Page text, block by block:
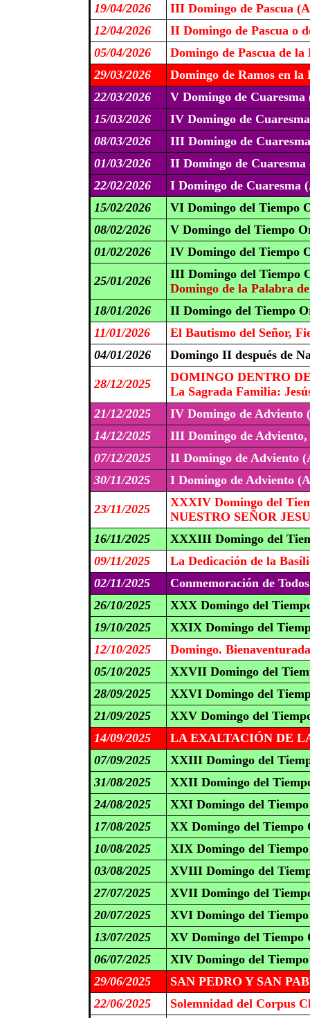
19/04/2026
III Domingo de Pascua
12/04/2026
II Domingo de Pascua o
05/04/2026
Domingo de Pascua de
29/03/2026
Domingo de Ramos en la
22/03/2026
V Domingo de Cuaresma
15/03/2026
IV Domingo de
08/03/2026
III Domingo de
01/03/2026
II Domingo de Cuaresma
22/02/2026
I Domingo de Cuaresma
15/02/2026
VI Domingo del Tiempo
08/02/2026
V Domingo del Tiempo
01/02/2026
IV Domingo del Tiempo
25/01/2026
III Domingo del Tiempo
Domingo de la Palabra
18/01/2026
II Domingo del Tiempo
11/01/2026
El Bautismo del Señor,
04/01/2026
Domingo II después de
28/12/2025
DOMINGO DENTRO
La Sagrada Familia:
21/12/2025
IV Domingo de Adviento
14/12/2025
III Domingo de Adviento,
07/12/2025
II Domingo de Adviento
30/11/2025
I Domingo de Adviento
23/11/2025
XXXIV Domingo del
NUESTRO SEÑOR
16/11/2025
XXXIII Domingo del
09/11/2025
La Dedicación de la
02/11/2025
Conmemoración de
26/10/2025
XXX Domingo del
19/10/2025
XXIX Domingo del
12/10/2025
Domingo.
05/10/2025
XXVII Domingo del
28/09/2025
XXVI Domingo del
21/09/2025
XXV Domingo del
14/09/2025
LA EXALTACIÓN DE
07/09/2025
XXIII Domingo del
31/08/2025
XXII Domingo del
24/08/2025
XXI Domingo del
17/08/2025
XX Domingo del
10/08/2025
XIX Domingo del
03/08/2025
XVIII Domingo del
27/07/2025
XVII Domingo del
20/07/2025
XVI Domingo del
13/07/2025
XV Domingo del
06/07/2025
XIV Domingo del
29/06/2025
SAN PEDRO Y SAN
22/06/2025
Solemnidad del Corpus